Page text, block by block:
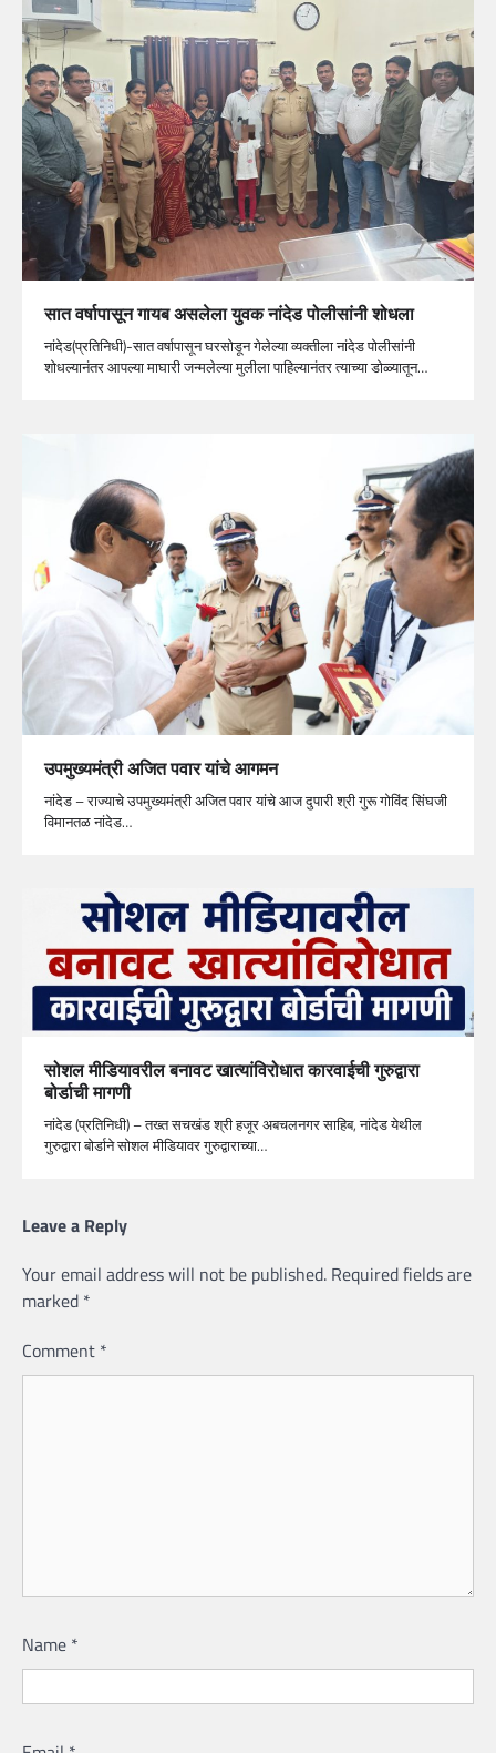
सात वर्षापासून गायब असलेला युवक नांदेड पोलीसांनी शोधला
नांदेड(प्रतिनिधी)-सात वर्षापासून घरसोडून गेलेल्या व्यक्तीला नांदेड पोलीसांनी
शोधल्यानंतर आपल्या माघारी जन्मलेल्या मुलीला पाहिल्यानंतर त्याच्या डोळ्यातून…
उपमुख्यमंत्री अजित पवार यांचे आगमन
नांदेड – राज्याचे उपमुख्यमंत्री अजित पवार यांचे आज दुपारी श्री गुरू गोविंद सिंघजी
विमानतळ नांदेड…
सोशल मीडियावरील बनावट खात्यांविरोधात कारवाईची गुरुद्वारा
बोर्डाची मागणी
नांदेड (प्रतिनिधी) – तख्त सचखंड श्री हजूर अबचलनगर साहिब, नांदेड येथील
गुरुद्वारा बोर्डाने सोशल मीडियावर गुरुद्वाराच्या…
Leave a Reply
Your email address will not be published. Required fields are
marked *
Comment *
Name *